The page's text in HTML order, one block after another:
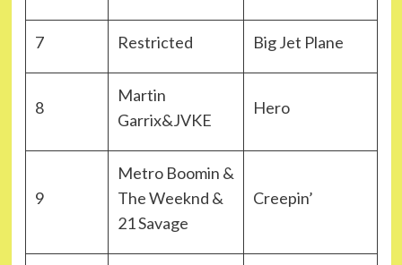
7 Restricted Big Jet Plane
8
Martin
Garrix&JVKE
Hero
9
Metro Boomin &
The Weeknd &
21 Savage
Creepin’